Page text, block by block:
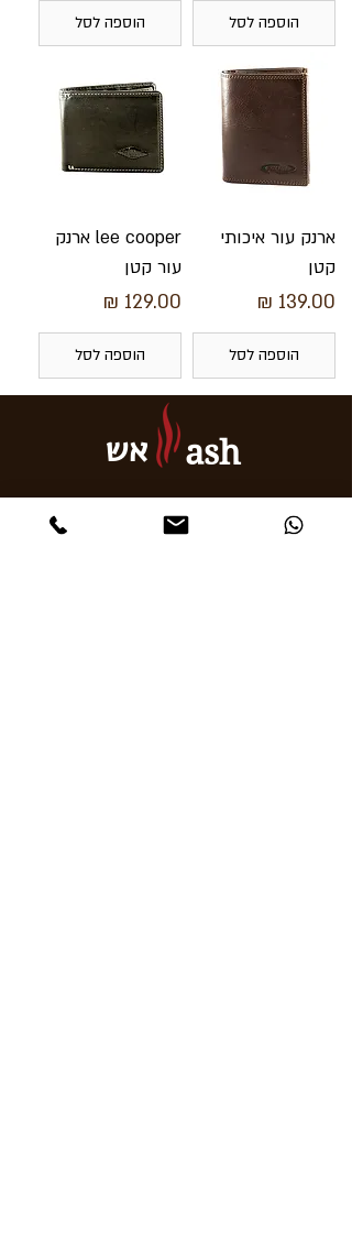
הוספה לסל הוספה לסל
ארנק עור איכותי
קטן
מחיר
הוספה לסל
lee cooper ארנק
עור קטן
מחיר
הוספה לסל
אש ash
תשאלו חופשי